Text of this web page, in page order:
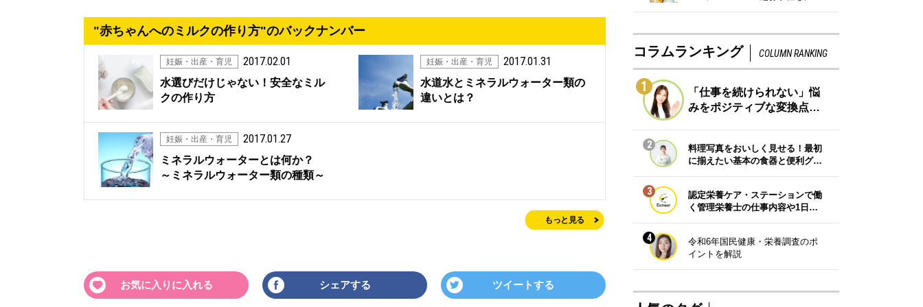
"赤ちゃんへのミルクの作り方"のバックナンバー
妊娠・出産・育児 2017.02.01
水選びだけじゃない！安全なミル
クの作り方
妊娠・出産・育児 2017.01.31
水道水とミネラルウォーター類の
違いとは？
妊娠・出産・育児 2017.01.27
ミネラルウォーターとは何か？
～ミネラルウォーター類の種類～
もっと見る
お気に入りに入れる シェアする ツイートする
コラムランキング COLUMN RANKING
1
「仕事を続けられない」悩
みをポジティブな変換点…
2
料理写真をおいしく見せる！最初
に揃えたい基本の食器と便利グ…
3
認定栄養ケア・ステーションで働
く管理栄養士の仕事内容や1日…
4
令和6年国民健康・栄養調査のポ
イントを解説